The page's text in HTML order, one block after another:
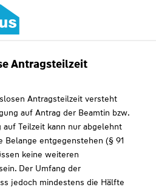
Antragsteilzeit
Antragsteilzeit versteht
auf Antrag der Beamtin bzw.
Teilzeit kann nur abgelehnt
Belange entgegenstehen (§ 91
keine weiteren
Der Umfang der
jedoch mindestens die Hälfte